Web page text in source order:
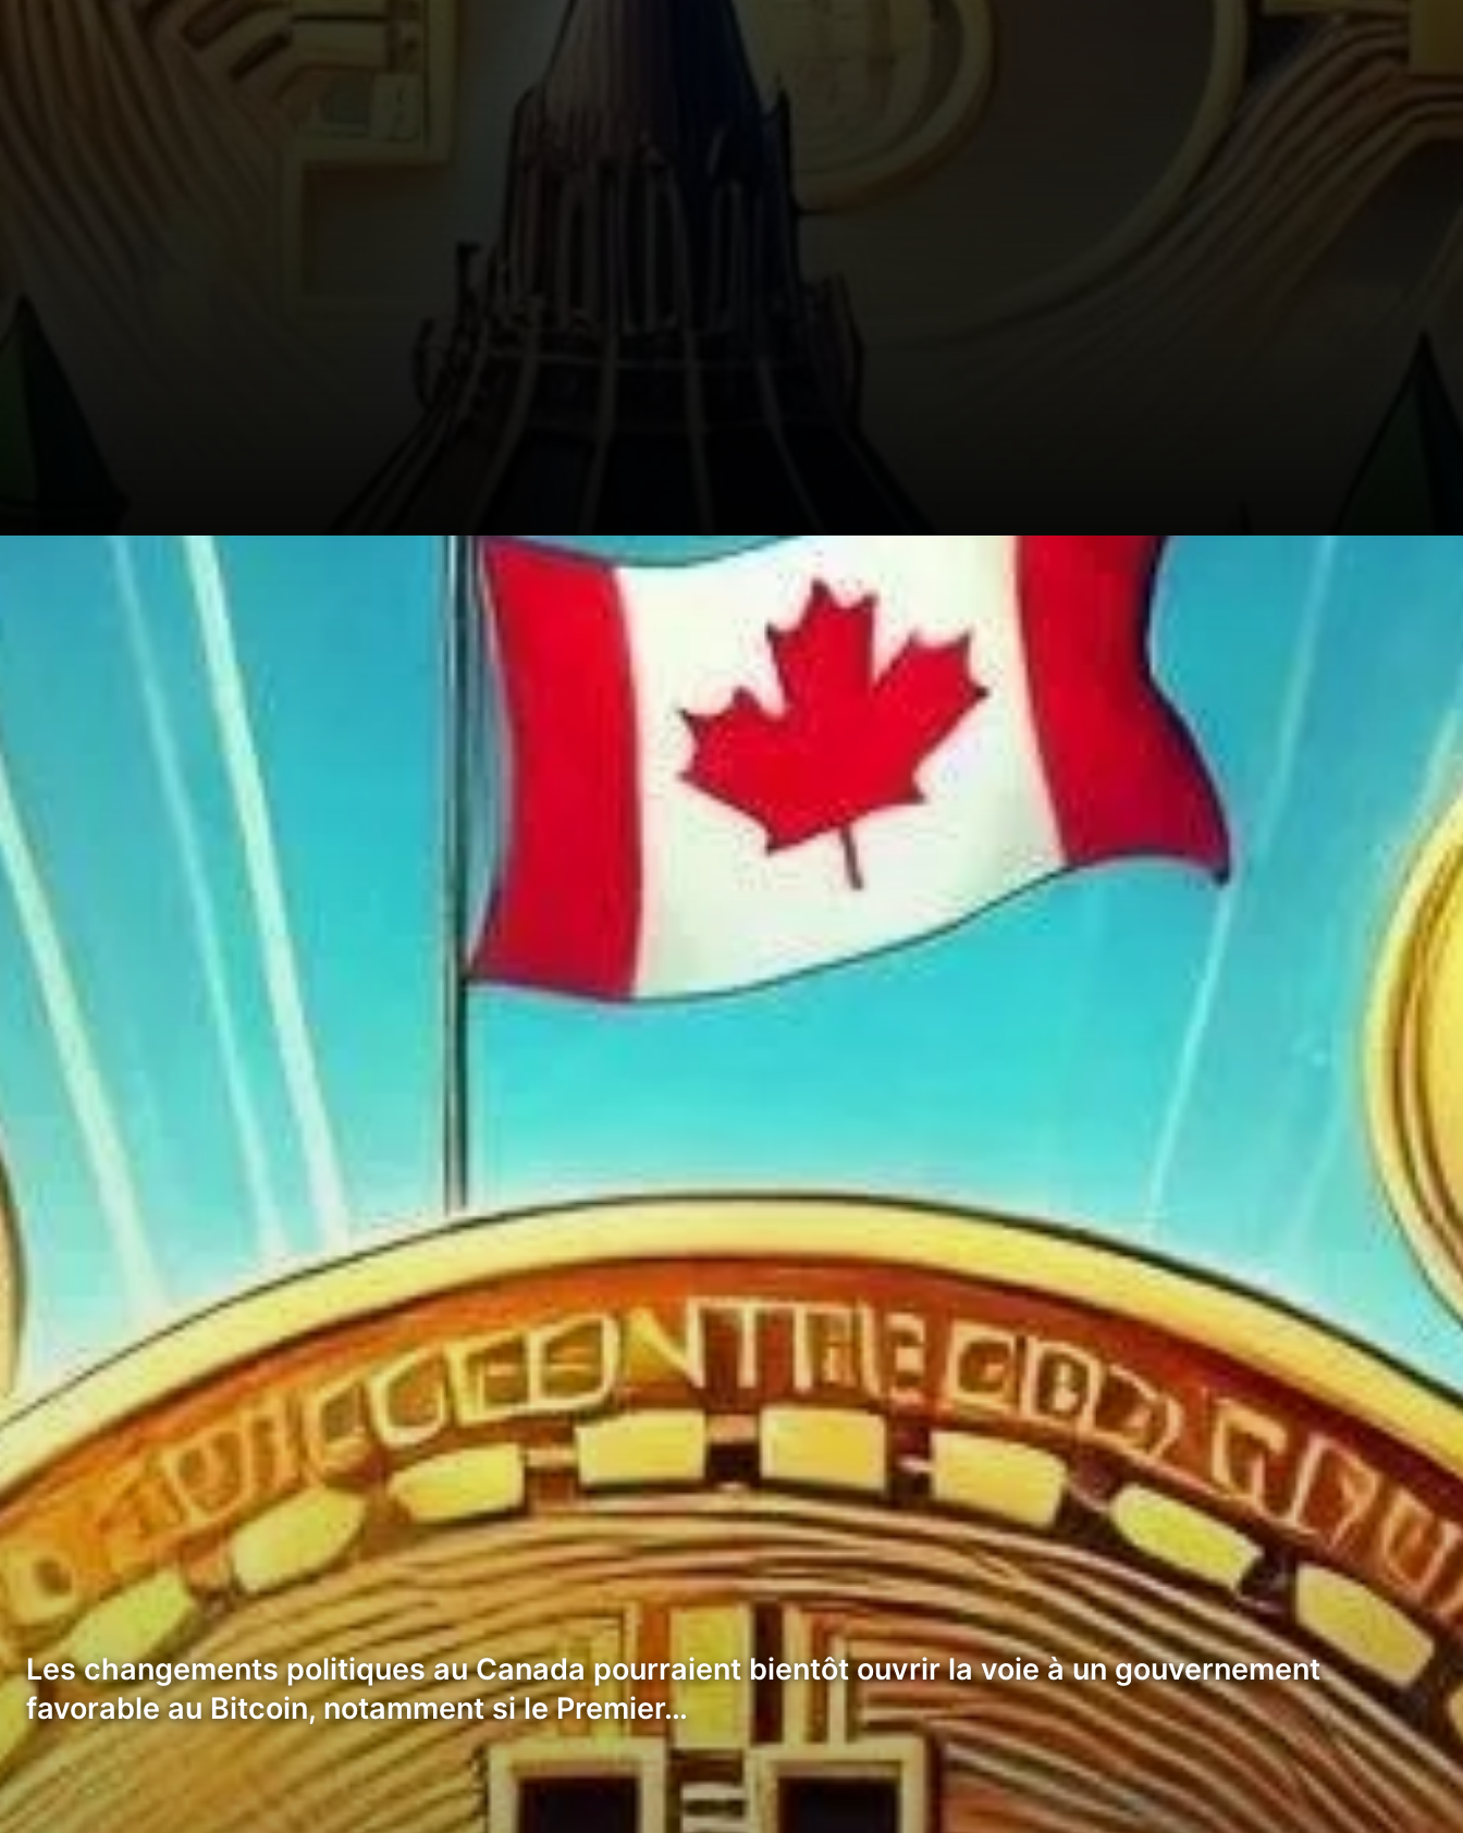
Les changements politiques au Canada pourraient bientôt ouvrir la voie à un gouvernement
favorable au Bitcoin, notamment si le Premier…